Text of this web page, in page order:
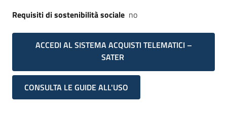
Requisiti di sostenibilità sociale no
ACCEDI AL SISTEMA ACQUISTI TELEMATICI –
SATER
CONSULTA LE GUIDE ALL'USO